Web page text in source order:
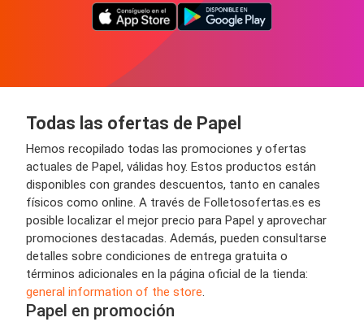
Todas las ofertas de Papel
Hemos recopilado todas las promociones y ofertas
actuales de Papel, válidas hoy. Estos productos están
disponibles con grandes descuentos, tanto en canales
físicos como online. A través de Folletosofertas.es es
posible localizar el mejor precio para Papel y aprovechar
promociones destacadas. Además, pueden consultarse
detalles sobre condiciones de entrega gratuita o
términos adicionales en la página oficial de la tienda:
general information of the store.
Papel en promoción